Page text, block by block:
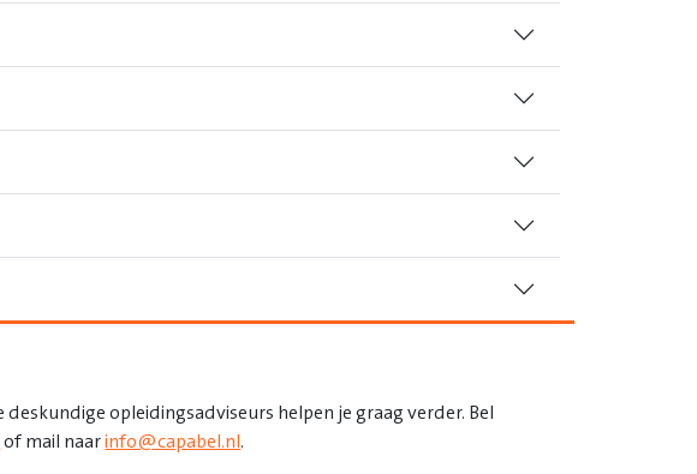
deskundige opleidingsadviseurs helpen je graag verder. Bel
of mail naarinfo@capabel.nl.